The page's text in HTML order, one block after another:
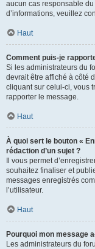
aucun cas responsable
d’informations, veuillez
Haut
Comment puis-je
Si les administrateurs du
devrait être affiché à côté
cliquant sur celui-ci, vous
rapporter le message.
Haut
À quoi sert le bouton «
rédaction d’un sujet ?
Il vous permet
souhaitez finaliser et
messages enregistrés
l’utilisateur.
Haut
Pourquoi mon message
Les administrateurs du